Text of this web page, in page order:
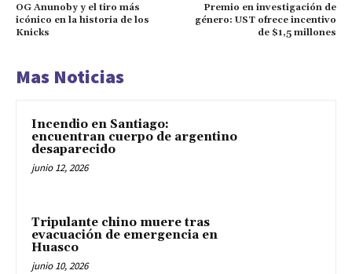
OG Anunoby y el tiro más
icónico en la historia de los
Knicks
Premio en investigación de
género: UST ofrece incentivo
de $1,5 millones
Mas Noticias
Incendio en Santiago:
encuentran cuerpo de argentino
desaparecido
junio 12, 2026
Tripulante chino muere tras
evacuación de emergencia en
Huasco
junio 10, 2026